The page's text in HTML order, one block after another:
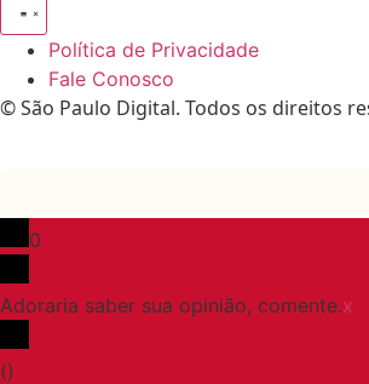
Política de Privacidade
Fale Conosco
© São Paulo Digital. Todos os direitos
0
Adoraria saber sua opinião, comente.x
()